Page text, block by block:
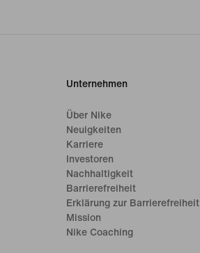
Unternehmen
Über Nike
Neuigkeiten
Karriere
Investoren
Nachhaltigkeit
Barrierefreiheit
Erklärung zur Barrierefreiheit
Mission
Nike Coaching